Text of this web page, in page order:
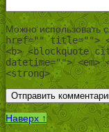
Можно использовать
href="" title="">
<b> <blockquote
datetime="">
<strong>
Наверх ↑